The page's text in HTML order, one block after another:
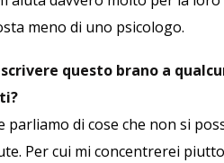
meno di uno psicologo.
questo brano a
parliamo di cose che non si
Per cui mi concentrerei